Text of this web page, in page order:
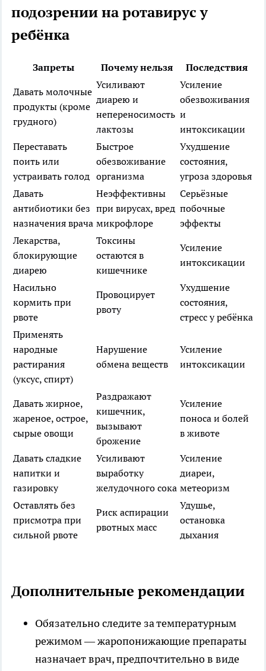
подозрении на ротавирус у
ребёнка
Запреты Почему нельзя Последствия
Давать молочные
продукты (кроме
грудного)
Усиливают
диарею и
непереносимость
лактозы
Усиление
обезвоживания
и
интоксикации
Переставать
поить или
устраивать голод
Быстрое
обезвоживание
организма
Ухудшение
состояния,
угроза здоровья
Давать
антибиотики без
назначения врача
Неэффективны
при вирусах, вред
микрофлоре
Серьёзные
побочные
эффекты
Лекарства,
блокирующие
диарею
Токсины
остаются в
кишечнике
Усиление
интоксикации
Насильно
кормить при
рвоте
Провоцирует
рвоту
Ухудшение
состояния,
стресс у ребёнка
Применять
народные
растирания
(уксус, спирт)
Нарушение
обмена веществ
Усиление
интоксикации
Давать жирное,
жареное, острое,
сырые овощи
Раздражают
кишечник,
вызывают
брожение
Усиление
поноса и болей
в животе
Давать сладкие
напитки и
газировку
Усиливают
выработку
желудочного сока
Усиление
диареи,
метеоризм
Оставлять без
присмотра при
сильной рвоте
Риск аспирации
рвотных масс
Удушье,
остановка
дыхания
Дополнительные рекомендации
Обязательно следите за температурным
режимом — жаропонижающие препараты
назначает врач, предпочтительно в виде